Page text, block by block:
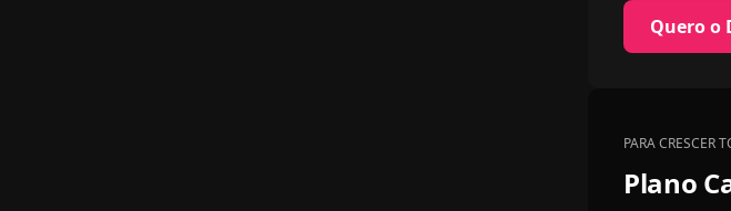
Quero o
PARA CRESCER
Plano